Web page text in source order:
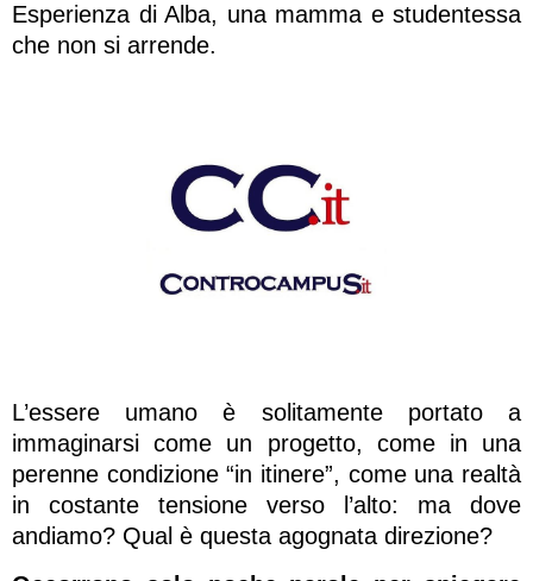
Esperienza di Alba, una mamma e studentessa
che non si arrende.
L’essere umano è solitamente portato a
immaginarsi come un progetto, come in una
perenne condizione “in itinere”, come una realtà
in costante tensione verso l’alto: ma dove
andiamo? Qual è questa agognata direzione?